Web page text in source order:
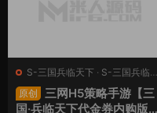
S-三国兵临天下 · S-三国兵临天
下· 手游服务端·页游服务端
原创
三网H5策略手游【三
国·兵临天下代金券内购版】